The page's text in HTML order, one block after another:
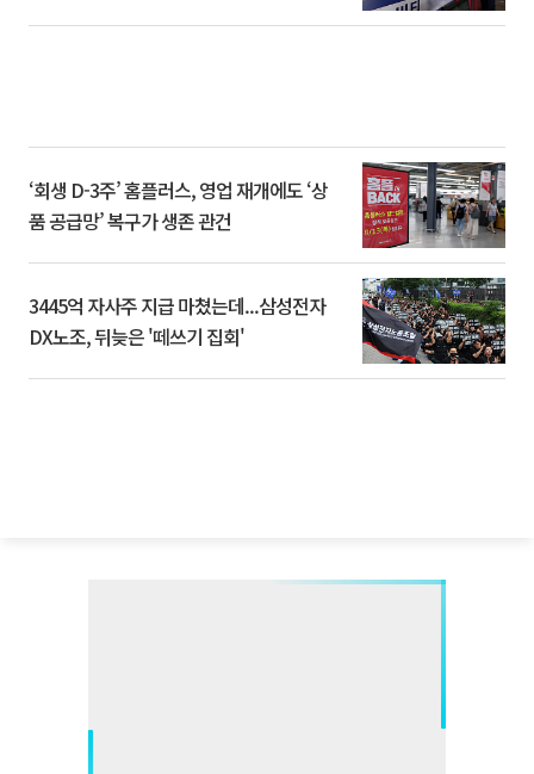
‘회생 D-3주’ 홈플러스, 영업 재개에도 ‘상
품 공급망’ 복구가 생존 관건
3445억 자사주 지급 마쳤는데...삼성전자
DX노조, 뒤늦은 '떼쓰기 집회'